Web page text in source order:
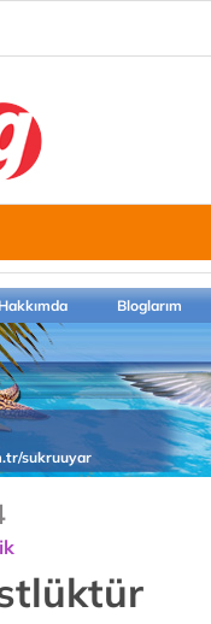
Hakkımda Bloglarım
sukruuyar